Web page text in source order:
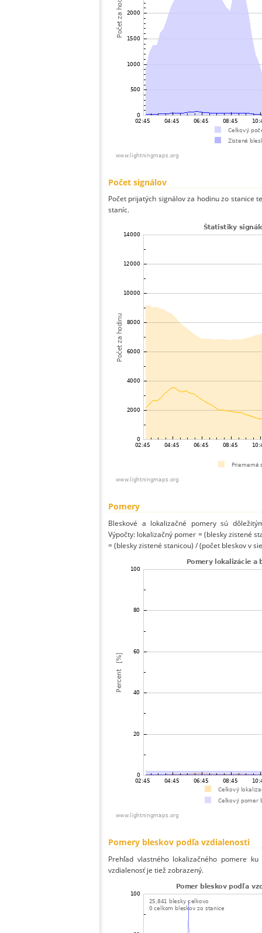
Počet signálov
Počet prijatých signálov za hodinu zo stanice
staníc.
Pomery
Bleskové a lokalizačné pomery sú
Výpočty: lokalizačný pomer = (blesky zistené
= (blesky zistené stanicou) / (počet bleskov v
Pomery bleskov podľa vzdialenosti
Prehľad vlastného lokalizačného pomere
vzdialenosť je tiež zobrazený.